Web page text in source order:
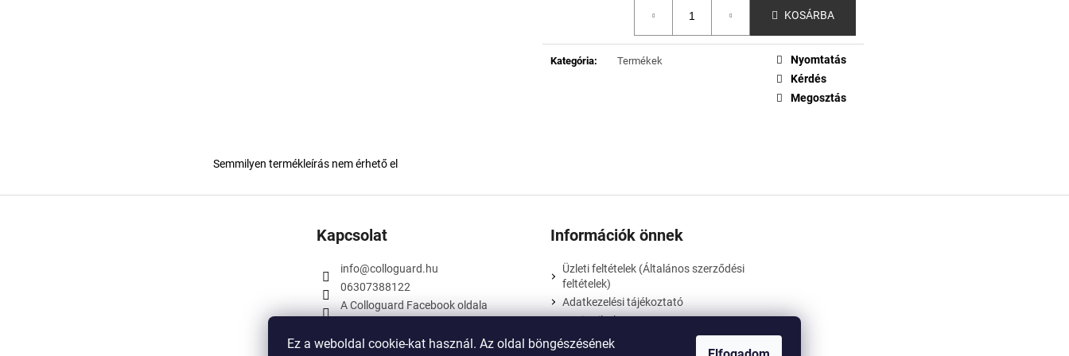
Ez a weboldal cookie-kat használ. Az oldal böngészésének
KOSÁRBA
Kategória: Termékek
Nyomtatás
Kérdés
Megosztás
Semmilyen termékleírás nem érhető el
Kapcsolat
info@colloguard.hu
06307388122
A Colloguard Facebook oldala
Információk önnek
Üzleti feltételek (Általános szerződési
feltételek)
Adatkezelési tájékoztató
Jogi nyilatkozat
Fogyasztóvédelmi tájékoztató